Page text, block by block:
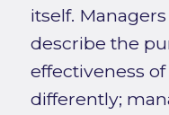
itself.
describe the
effectiveness
differently;